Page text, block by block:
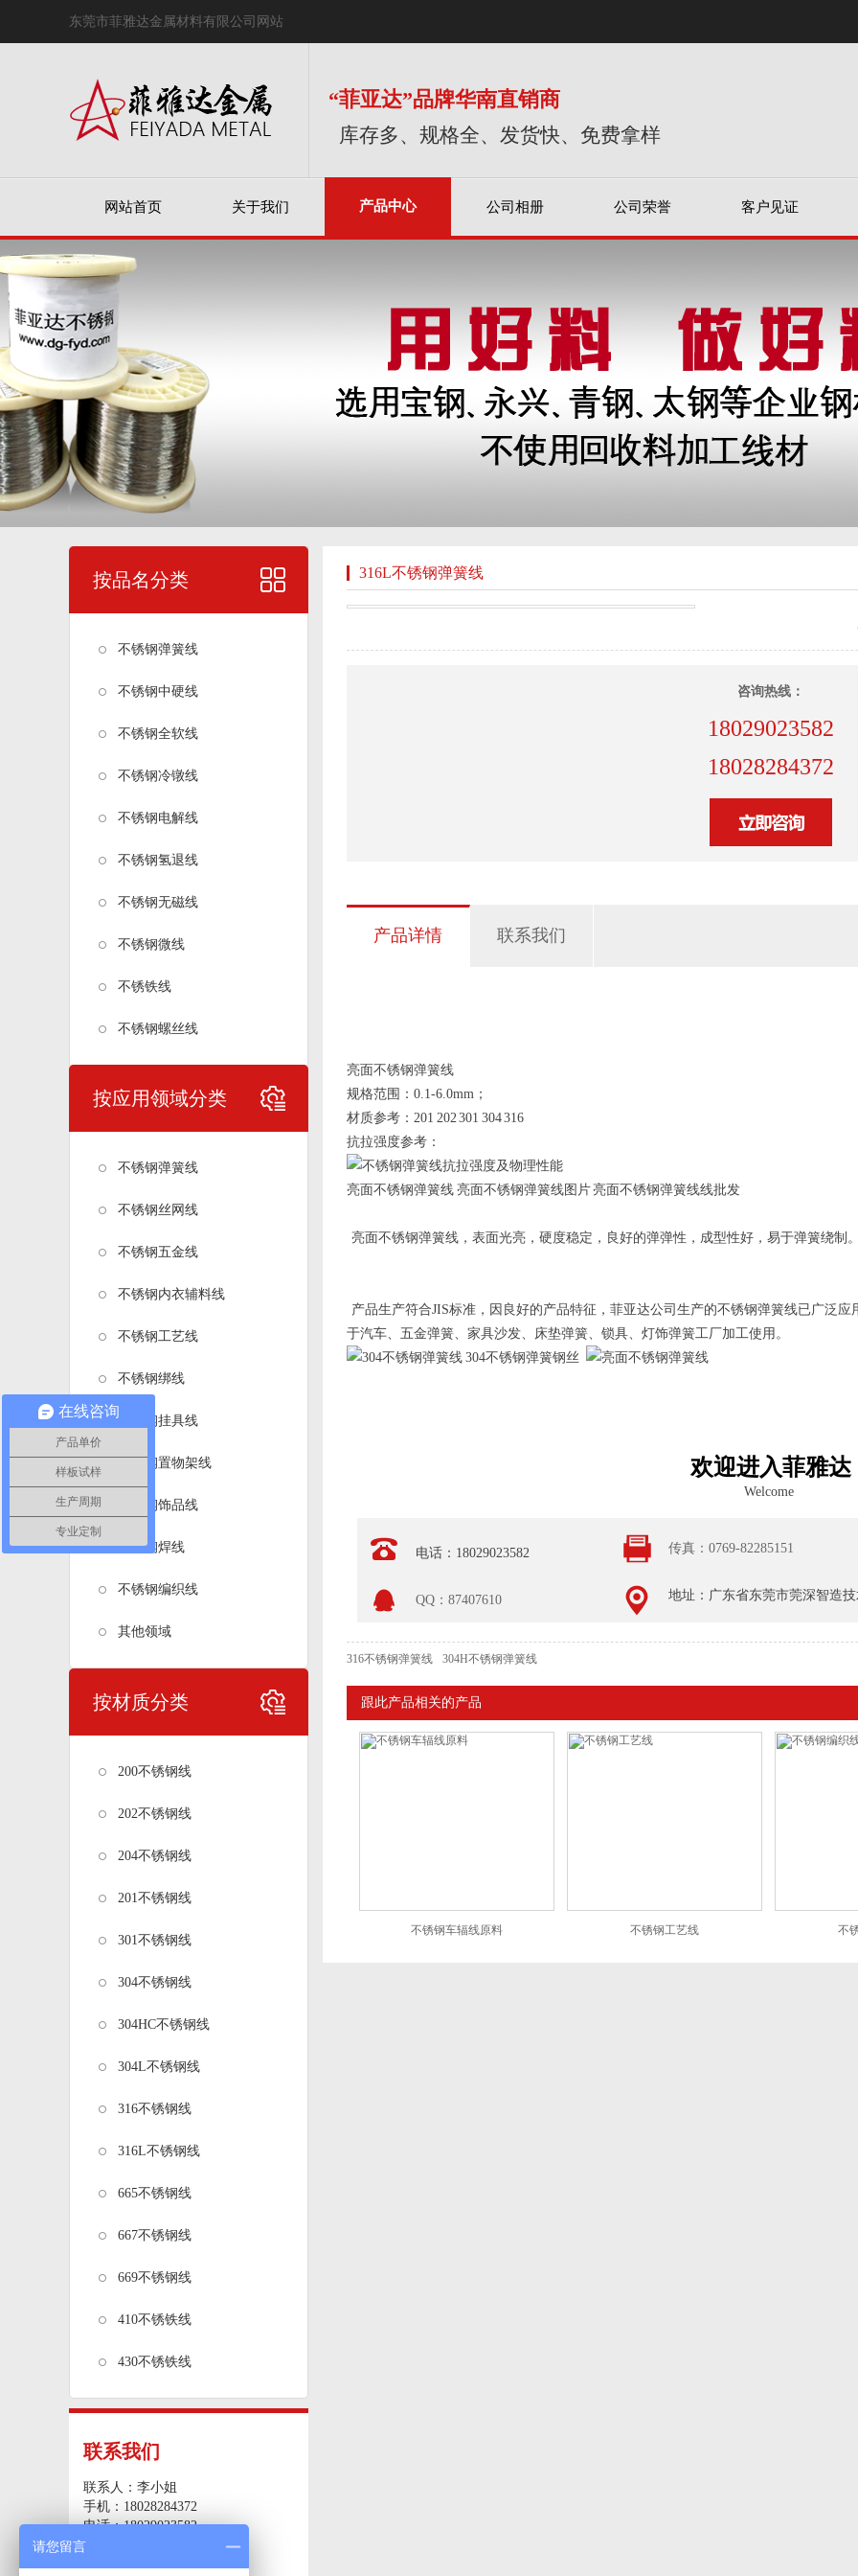
东莞市菲雅达金属材料有限公司网站
“菲亚达”品牌华南直销商
库存多、规格全、发货快、免费拿样
网站首页 关于我们 产品中心 公司相册 公司荣誉 客户见证
按品名分类
不锈钢弹簧线
不锈钢中硬线
不锈钢全软线
不锈钢冷镦线
不锈钢电解线
不锈钢氢退线
不锈钢无磁线
不锈钢微线
不锈铁线
不锈钢螺丝线
按应用领域分类
不锈钢弹簧线
不锈钢丝网线
不锈钢五金线
不锈钢内衣辅料线
不锈钢工艺线
不锈钢绑线
不锈钢挂具线
不锈钢置物架线
不锈钢饰品线
不锈钢焊线
不锈钢编织线
其他领域
按材质分类
200不锈钢线
202不锈钢线
204不锈钢线
201不锈钢线
301不锈钢线
304不锈钢线
304HC不锈钢线
304L不锈钢线
316不锈钢线
316L不锈钢线
665不锈钢线
667不锈钢线
669不锈钢线
410不锈铁线
430不锈铁线
联系我们
联系人：李小姐
手机：18028284372
电话：18029023582
传真：0769-82285151
316L不锈钢弹簧线
咨询热线：
18029023582
18028284372
产品详情 联系我们
亮面不锈钢弹簧线
规格范围：0.1-6.0mm；
材质参考：201 202 301 304 316
抗拉强度参考：
亮面不锈钢弹簧线 亮面不锈钢弹簧线图片 亮面不锈钢弹簧线线批发
亮面不锈钢弹簧线，表面光亮，硬度稳定，良好的弹弹性，成型性好，易于弹簧绕制
产品生产符合JIS标准，因良好的产品特征，菲亚达公司生产的不锈钢弹簧线已广泛
于汽车、五金弹簧、家具沙发、床垫弹簧、锁具、灯饰弹簧工厂加工使用。
欢迎进入菲雅达
Welcome
电话：18029023582 传真：0769-82285151
QQ：87407610 地址：广东省东莞市莞深智造
316不锈钢弹簧线 304H不锈钢弹簧线
跟此产品相关的产品
不锈钢车辐线原料 不锈钢工艺线 不
在线咨询
产品单价
样板试样
生产周期
专业定制
请您留言